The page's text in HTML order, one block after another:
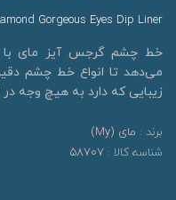
Gorgeous Eyes Dip Liner
خط چشم گرجس آیز مای با
می‌دهد تا انواع خط چشم
زیبایی که دارد به هیچ وجه
برند : مای (My)
شناسه کالا : 58707